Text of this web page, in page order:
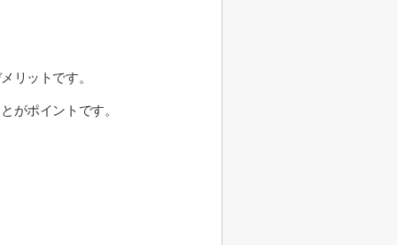
リットです。
がポイントです。